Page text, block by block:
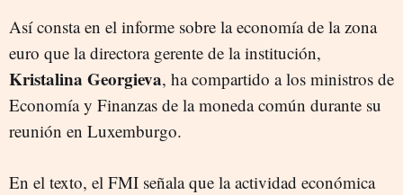
Así consta en el informe sobre la economía de la zona
euro que la directora gerente de la institución,
Kristalina Georgieva, ha compartido a los ministros de
Economía y Finanzas de la moneda común durante su
reunión en Luxemburgo.
En el texto, el FMI señala que la actividad económica